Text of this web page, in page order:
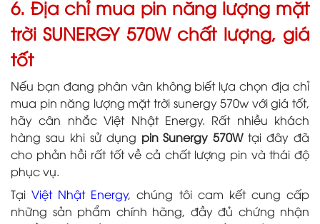
6. Địa chỉ mua pin năng lượng mặt
trời SUNERGY 570W chất lượng, giá
tốt
Nếu bạn đang phân vân không biết lựa chọn địa chỉ
mua pin năng lượng mặt trời sunergy 570w với giá tốt,
hãy cân nhắc Việt Nhật Energy. Rất nhiều khách
hàng sau khi sử dụng pin Sunergy 570Wtại đây đã
cho phản hồi rất tốt về cả chất lượng pin và thái độ
phục vụ.
TạiViệt Nhật Energy, chúng tôi cam kết cung cấp
những sản phẩm chính hãng, đầy đủ chứng nhận